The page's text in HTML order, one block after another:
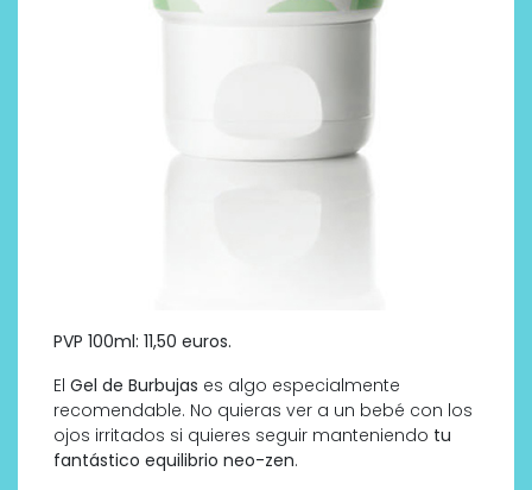
PVP 100ml: 11,50 euros.
El Gel de Burbujas es algo especialmente
recomendable. No quieras ver a un bebé con los
ojos irritados si quieres seguir manteniendo tu
fantástico equilibrio neo-zen.